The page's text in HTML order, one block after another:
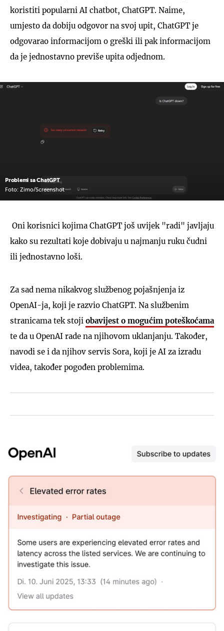
koristiti popularni AI chatbot, ChatGPT. Naime,
umjesto da dobiju odgovor na svoj upit, ChatGPT je
odgovarao informacijom o greški ili pak informacijom
da je jednostavno previše upita odjednom.
Problemi sa ChatGPT
Foto: Zimo/Screenshot
Oni korisnici kojima ChatGPT još uvijek "radi" javljaju
kako su rezultati koje dobivaju u najmanju ruku čudni
ili jednostavno loši.
Za sad nema nikakvog službenog pojašnjenja iz
OpenAI-ja, koji je razvio ChatGPT. Na službenim
stranicama tek stoji obavijest o mogućim poteškoćama
te da u OpenAI rade na njihovom uklanjanju. Također,
navodi se i da njihov servis Sora, koji je AI za izradu
videa, također pogođen problemima.